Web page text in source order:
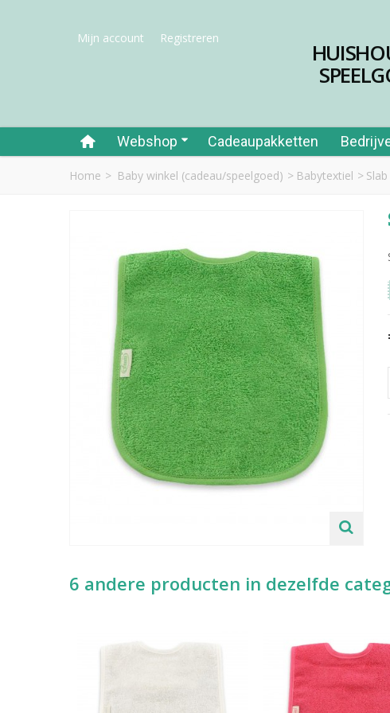
Mijn account Registreren
Webshop Cadeaupakketten
Home > Baby winkel (cadeau/speelgoed) > Babytextiel > Slab
6 andere producten in dezelfde